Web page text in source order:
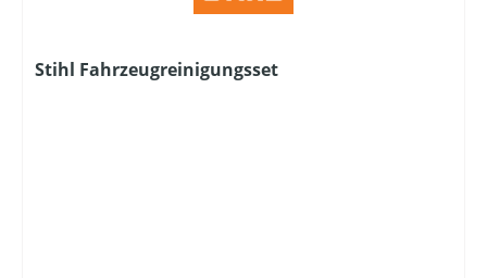
Stihl Fahrzeugreinigungsset